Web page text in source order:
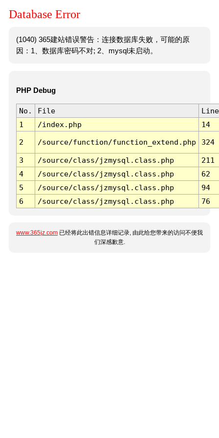
Database Error
(1040) 365建站错误警告：连接数据库失败，可能的原
因：1、数据库密码不对; 2、mysql未启动。
PHP Debug
No. File
Line
1
/index.php 14
2 /source/function/function_extend.php 324
3 /source/class/jzmysql.class.php
211
4
/source/class/jzmysql.class.php
62
5
/source/class/jzmysql.class.php
94
6
/source/class/jzmysql.class.php 76
www.365jz.com 已经将此出错信息详细记录, 由此给您带来的访问不便我
们深感歉意.